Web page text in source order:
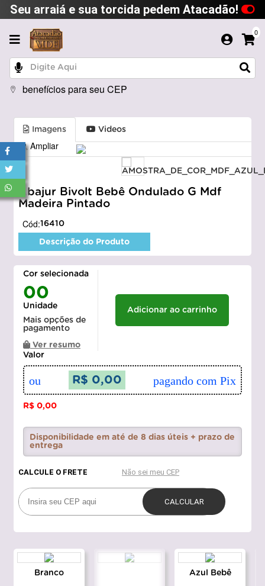
Seu arraiá e sua torcida pedem Atacadão!
0
benefícios para seu CEP
Imagens Videos
Ampliar
Abajur Bivolt Bebê Ondulado G Mdf
Madeira Pintado
Cód:16410
Descrição do Produto
Cor selecionada
00
Unidade
Mais opções de
pagamento
Ver resumo
Adicionar ao carrinho
Valor
ou R$ 0,00 pagando com Pix
R$ 0,00
Disponibilidade em até de 8 dias úteis + prazo de
entrega
Branco Azul Bebê